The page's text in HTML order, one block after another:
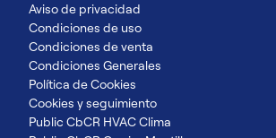
Aviso de privacidad
Condiciones de uso
Condiciones de venta
Condiciones Generales
Política de Cookies
Cookies y seguimiento
Public CbCR HVAC Clima